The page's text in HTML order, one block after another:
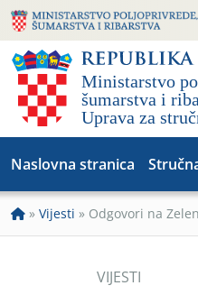
Naslovna stranica
» Vijesti » Odgovori na
VIJESTI